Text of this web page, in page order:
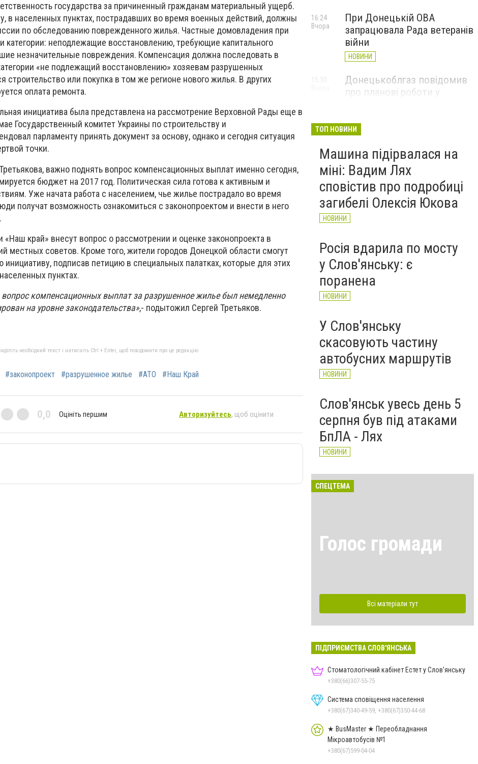
государства за причиненный гражданам материальный ущерб.
в населенных пунктах, пострадавших во время военных действий, должны
по обследованию поврежденного жилья. Частные домовладения при
категории: неподлежащие восстановлению, требующие капитального
незначительные повреждения. Компенсация должна последовать в
«не подлежащий восстановлению» хозяевам разрушенных
строительство или покупка в том же регионе нового жилья. В других
оплата ремонта.
инициатива была представлена на рассмотрение Верховной Рады еще в
Государственный комитет Украины по строительству и
парламенту принять документ за основу, однако и сегодня ситуация
точки.
важно поднять вопрос компенсационных выплат именно сегодня,
бюджет на 2017 год. Политическая сила готова к активным и
Уже начата работа с населением, чье жилье пострадало во время
получат возможность ознакомиться с законопроектом и внести в него
«Наш край» внесут вопрос о рассмотрении и оценке законопроекта в
местных советов. Кроме того, жители городов Донецкой области смогут
подписав петицию в специальных палатках, которые для этих
пунктах.
компенсационных выплат за разрушенное жилье был немедленно
на уровне законодательства»,- подытожил Сергей Третьяков.
необхідний текст і натисніть Ctrl + Enter, щоб повідомити про це редакцію
#законопроект #разрушенное жилье #АТО #Наш Край
0,0 Оцініть першим Авторизуйтесь, щоб оцінити
При Донецькій ОВА
запрацювала Рада ветеранів
війни
НОВИНИ
16:24
Вчора
Донецькоблгаз повідомив
про планові роботи у
НОВИНИ
15:30
ТОП НОВИНИ
Машина підірвалася на
міні: Вадим Лях
сповістив про подробиці
загибелі Олексія Юкова
НОВИНИ
Росія вдарила по мосту
у Слов'янську: є
поранена
НОВИНИ
У Слов'янську
скасовують частину
автобусних маршрутів
НОВИНИ
Слов'янськ увесь день 5
серпня був під атаками
БпЛА - Лях
НОВИНИ
СПЕЦТЕМА
Голос громади
Всі матеріали тут
ПІДПРИЄМСТВА СЛОВ'ЯНСЬКА
Стоматологічний кабінет Естет у Слов'янську
+380(66)307-55-75
Система сповіщення населення
+380(67)340-49-59, +380(67)350-44-68
★ BusMaster ★ Переобладнання
Мікроавтобусів №1
+380(67)599-04-04